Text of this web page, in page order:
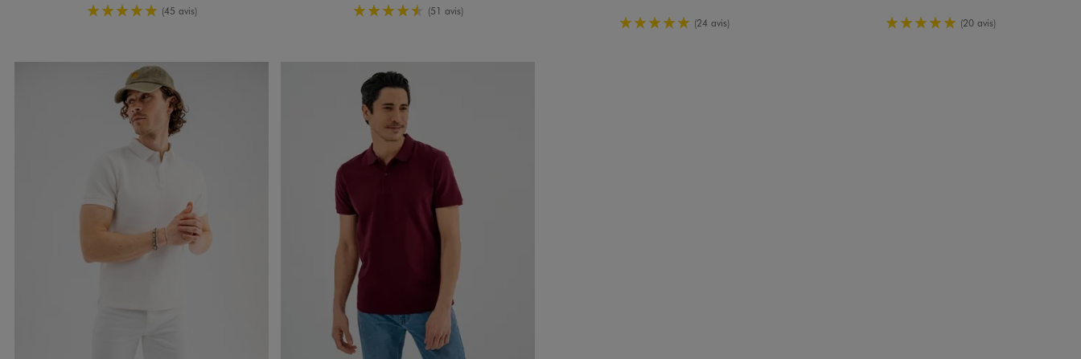
5/5 de moyenne
(45 avis)
4.5/5 de moyenne
(51 avis)
5/5 de moyenne
(24 avis) 5/5 de moyenne
(20 avis)